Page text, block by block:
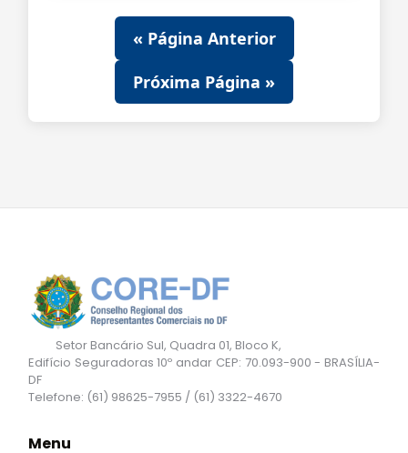
« Página Anterior
Próxima Página »
Setor Bancário Sul, Quadra 01, Bloco K,
Edifício Seguradoras 10º andar CEP: 70.093-900 - BRASÍLIA-
DF
Telefone: (61) 98625-7955 / (61) 3322-4670
Menu